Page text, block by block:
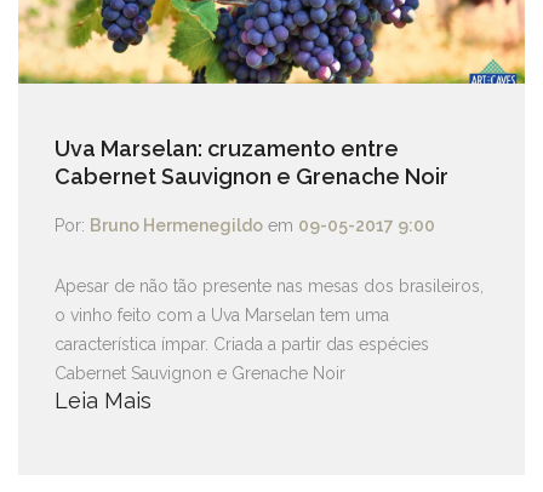
Uva Marselan: cruzamento entre
Cabernet Sauvignon e Grenache Noir
Por: Bruno Hermenegildo em 09-05-2017 9:00
Apesar de não tão presente nas mesas dos brasileiros,
o vinho feito com a Uva Marselan tem uma
característica ímpar. Criada a partir das espécies
Cabernet Sauvignon e Grenache Noir
Leia Mais